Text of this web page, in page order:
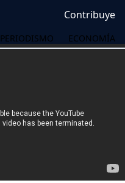
Contribuye
PERIODISMO ECONOMÍA